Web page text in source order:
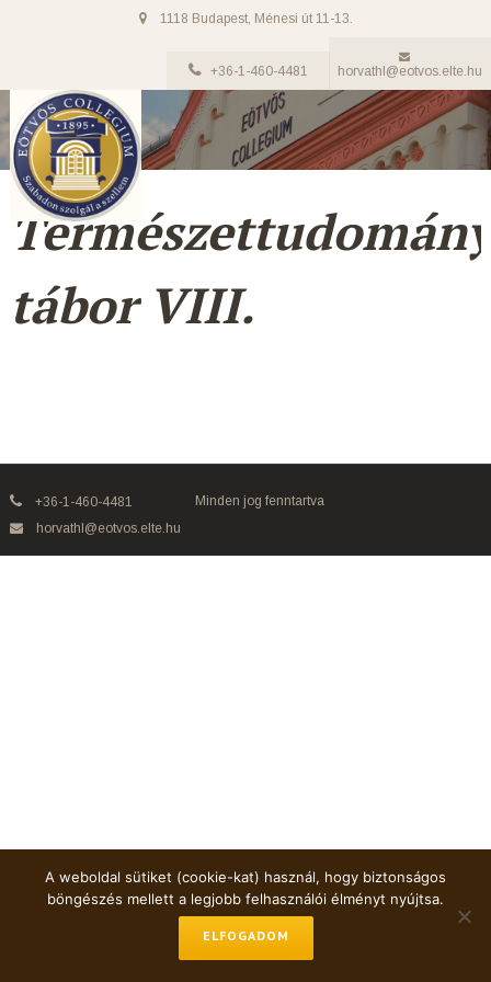
1118 Budapest, Ménesi út 11-13.
+36-1-460-4481 horvathl@eotvos.elte.hu
tábor VIII.
+36-1-460-4481
horvathl@eotvos.elte.hu
Minden jog fenntartva
A weboldal sütiket (cookie-kat) használ, hogy biztonságos
böngészés mellett a legjobb felhasználói élményt nyújtsa.
ELFOGADOM